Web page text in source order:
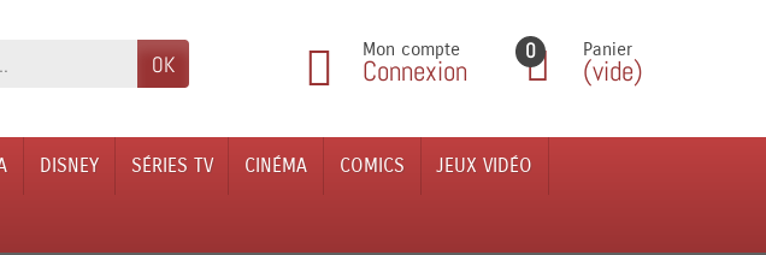
OK
Mon compte
Connexion
0 Panier
(vide)
DISNEY SÉRIES TV CINÉMA COMICS JEUX VIDÉO